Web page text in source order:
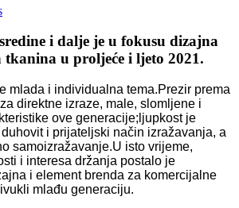
i dalje je u fokusu dizajna
u proljeće i ljeto 2021.
mlada i individualna tema.Prezir prema
direktne izraze, male, slomljene i
ove generacije;ljupkost je
i prijateljski način izražavanja, a
samoizražavanje.U isto vrijeme,
i interesa držanja postalo je
i element brenda za komercijalne
mlađu generaciju.